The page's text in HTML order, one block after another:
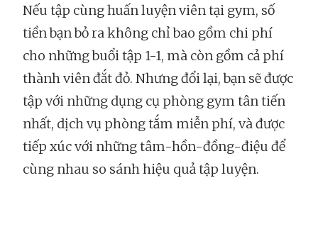
Nếu tập cùng huấn luyện viên tại gym, số
tiền bạn bỏ ra không chỉ bao gồm chi phí
cho những buổi tập 1-1, mà còn gồm cả phí
thành viên đắt đỏ. Nhưng đổi lại, bạn sẽ được
tập với những dụng cụ phòng gym tân tiến
nhất, dịch vụ phòng tắm miễn phí, và được
tiếp xúc với những tâm-hồn-đồng-điệu để
cùng nhau so sánh hiệu quả tập luyện.